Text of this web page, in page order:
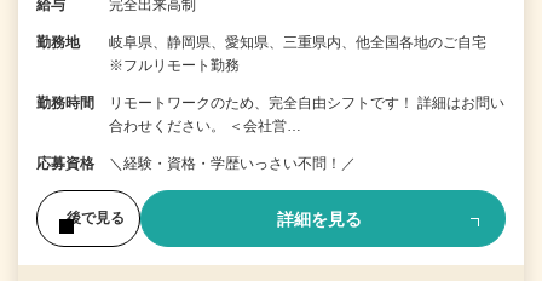
給与 完全出来高制
勤務地
岐阜県、静岡県、愛知県、三重県内、他全国各地のご自宅
※フルリモート勤務
勤務時間
リモートワークのため、完全自由シフトです！ 詳細はお問い
合わせください。 ＜会社営…
応募資格 ＼経験・資格・学歴いっさい不問！／
後で見る 詳細を見る